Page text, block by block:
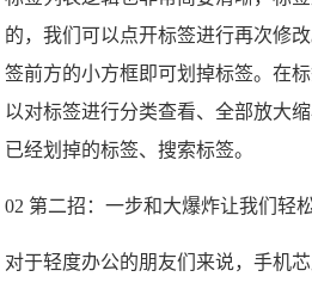
的，我们可以点开标签进行再次修
签前方的小方框即可划掉标签。在
以对标签进行分类查看、全部放大
已经划掉的标签、搜索标签。
02 第二招：一步和大爆炸让我们轻
对于轻度办公的朋友们来说，手机